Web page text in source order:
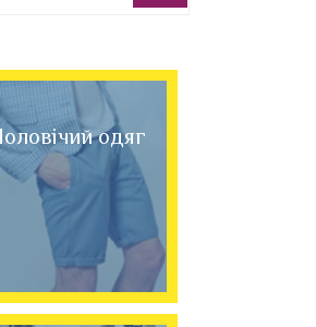
одяг